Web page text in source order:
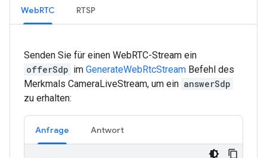
WebRTC RTSP
Senden Sie für einen WebRTC-Stream ein
offerSdp im GenerateWebRtcStream Befehl des
Merkmals CameraLiveStream, um ein answerSdp
zu erhalten:
Anfrage Antwort